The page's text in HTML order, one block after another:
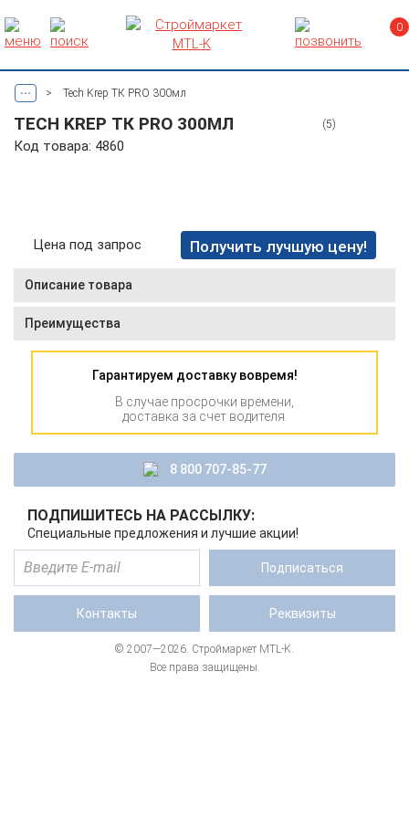
0
... > Tech Krep ТК PRO 300мл
TECH KREP ТК PRO 300МЛ (5)
Код товара: 4860
Цена под запрос Получить лучшую цену!
Описание товара
Преимущества
Гарантируем доставку вовремя!
В случае просрочки времени,
доставка за счет водителя.
8 800 707-85-77
ПОДПИШИТЕСЬ НА РАССЫЛКУ:
Специальные предложения и лучшие акции!
Подписаться
Контакты Реквизиты
© 2007—2026. Строймаркет MTL-K.
Все права защищены.